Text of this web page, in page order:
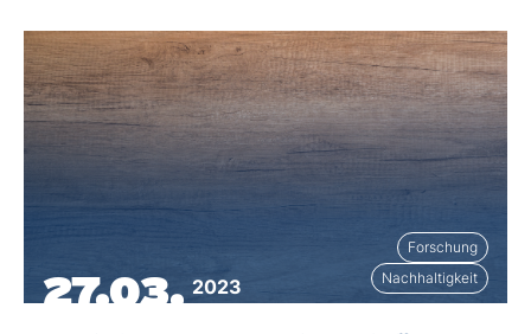
27.03. 2023
Forschung
Nachhaltigkeit